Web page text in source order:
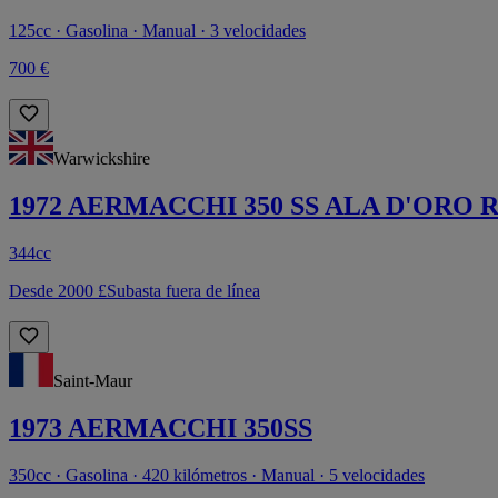
125cc · Gasolina · Manual · 3 velocidades
700 €
Warwickshire
1972 AERMACCHI 350 SS ALA D'ORO
344cc
Desde 2000 £Subasta fuera de línea
Saint-Maur
1973 AERMACCHI 350SS
350cc · Gasolina · 420 kilómetros · Manual · 5 velocidades